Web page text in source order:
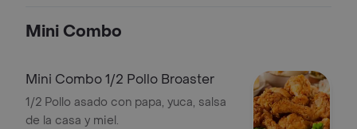
Mini Combo
Mini Combo 1/2 Pollo Broaster
1/2 Pollo asado con papa, yuca, salsa
de la casa y miel.